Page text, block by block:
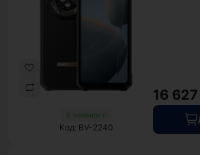
В наявності
Код: BV-2240
16